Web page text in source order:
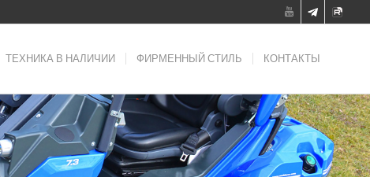
ТЕХНИКА В НАЛИЧИИ ФИРМЕННЫЙ СТИЛЬ КОНТАКТЫ